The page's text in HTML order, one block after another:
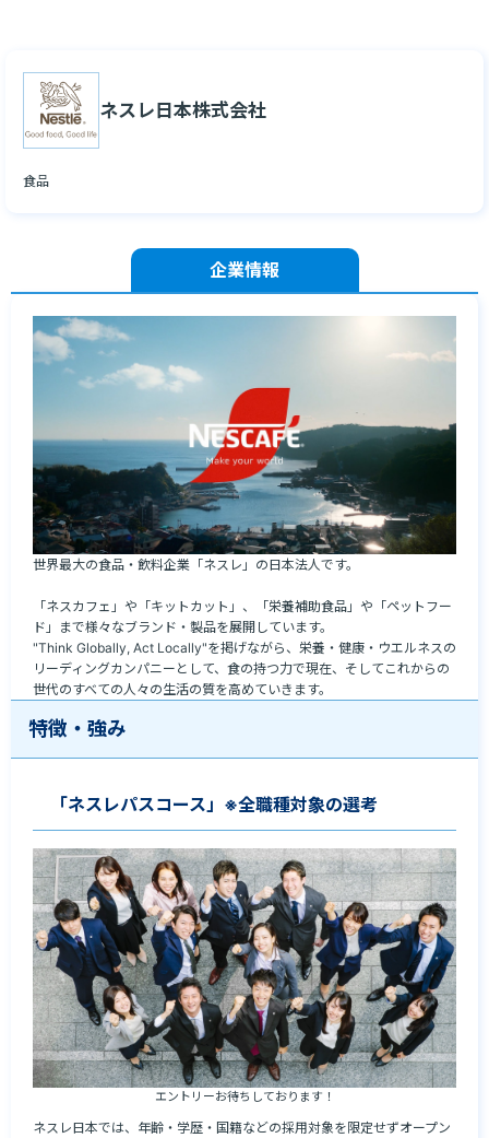
ネスレ日本株式会社
食品
企業情報
世界最大の食品・飲料企業「ネスレ」の日本法人です。
「ネスカフェ」や「キットカット」、「栄養補助食品」や「ペットフー
ド」まで様々なブランド・製品を展開しています。
"Think Globally, Act Locally"を掲げながら、栄養・健康・ウエルネスの
リーディングカンパニーとして、食の持つ力で現在、そしてこれからの
世代のすべての人々の生活の質を高めていきます。
特徴・強み
「ネスレパスコース」※全職種対象の選考
エントリーお待ちしております！
ネスレ日本では、年齢・学歴・国籍などの採用対象を限定せずオープン